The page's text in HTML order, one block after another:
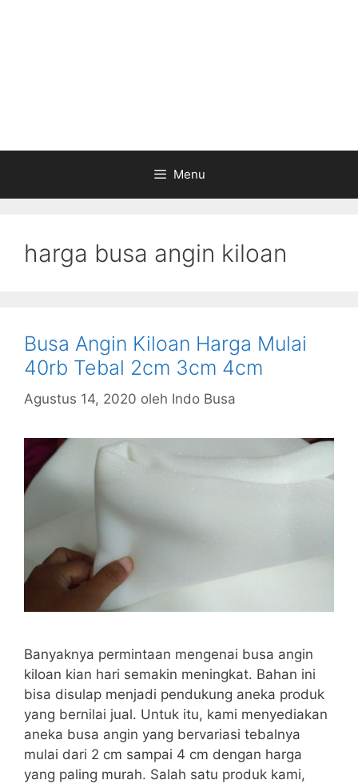
Menu
harga busa angin kiloan
Busa Angin Kiloan Harga Mulai
40rb Tebal 2cm 3cm 4cm
Agustus 14, 2020 oleh Indo Busa
Banyaknya permintaan mengenai busa angin
kiloan kian hari semakin meningkat. Bahan ini
bisa disulap menjadi pendukung aneka produk
yang bernilai jual. Untuk itu, kami menyediakan
aneka busa angin yang bervariasi tebalnya
mulai dari 2 cm sampai 4 cm dengan harga
yang paling murah. Salah satu produk kami,